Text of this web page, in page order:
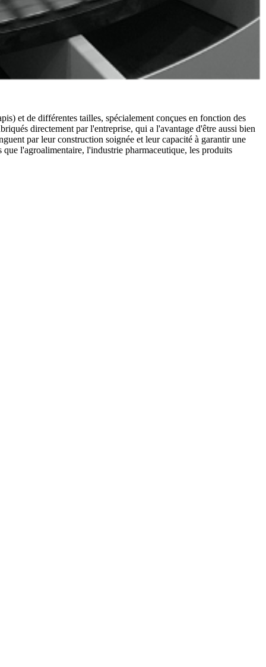
et de différentes tailles, spécialement conçues en fonction des
directement par l'entreprise, qui a l'avantage d'être aussi bien
par leur construction soignée et leur capacité à garantir une
l'agroalimentaire, l'industrie pharmaceutique, les produits